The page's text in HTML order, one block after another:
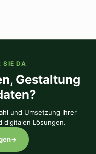
SIE DA
Gestaltung
und Umsetzung Ihrer
digitalen Lösungen.
→